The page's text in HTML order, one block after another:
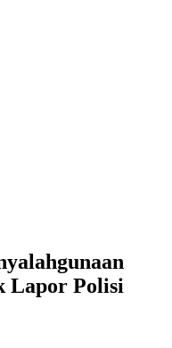
Lapor Polisi